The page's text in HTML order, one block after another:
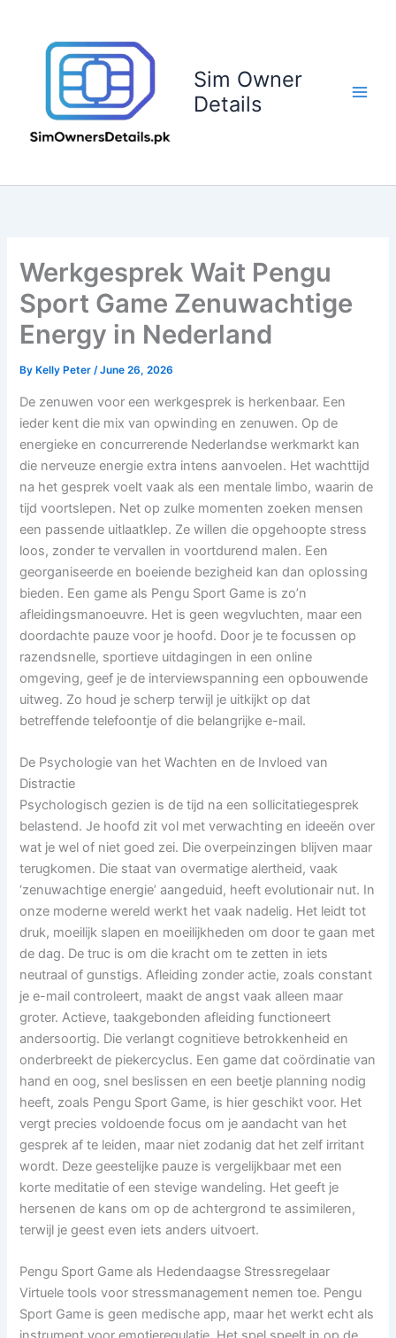
content
Sim Owner
Details
Werkgesprek Wait Pengu
Sport Game Zenuwachtige
Energy in Nederland
By Kelly Peter/June 26, 2026
De zenuwen voor een werkgesprek is herkenbaar. Een
ieder kent die mix van opwinding en zenuwen. Op de
energieke en concurrerende Nederlandse werkmarkt kan
die nerveuze energie extra intens aanvoelen. Het wachttijd
na het gesprek voelt vaak als een mentale limbo, waarin de
tijd voortslepen. Net op zulke momenten zoeken mensen
een passende uitlaatklep. Ze willen die opgehoopte stress
loos, zonder te vervallen in voortdurend malen. Een
georganiseerde en boeiende bezigheid kan dan oplossing
bieden. Een game als Pengu Sport Game is zo’n
afleidingsmanoeuvre. Het is geen wegvluchten, maar een
doordachte pauze voor je hoofd. Door je te focussen op
razendsnelle, sportieve uitdagingen in een online
omgeving, geef je de interviewspanning een opbouwende
uitweg. Zo houd je scherp terwijl je uitkijkt op dat
betreffende telefoontje of die belangrijke e-mail.
De Psychologie van het Wachten en de Invloed van
Distractie
Psychologisch gezien is de tijd na een sollicitatiegesprek
belastend. Je hoofd zit vol met verwachting en ideeën over
wat je wel of niet goed zei. Die overpeinzingen blijven maar
terugkomen. Die staat van overmatige alertheid, vaak
‘zenuwachtige energie’ aangeduid, heeft evolutionair nut. In
onze moderne wereld werkt het vaak nadelig. Het leidt tot
druk, moeilijk slapen en moeilijkheden om door te gaan met
de dag. De truc is om die kracht om te zetten in iets
neutraal of gunstigs. Afleiding zonder actie, zoals constant
je e-mail controleert, maakt de angst vaak alleen maar
groter. Actieve, taakgebonden afleiding functioneert
andersoortig. Die verlangt cognitieve betrokkenheid en
onderbreekt de piekercyclus. Een game dat coördinatie van
hand en oog, snel beslissen en een beetje planning nodig
heeft, zoals Pengu Sport Game, is hier geschikt voor. Het
vergt precies voldoende focus om je aandacht van het
gesprek af te leiden, maar niet zodanig dat het zelf irritant
wordt. Deze geestelijke pauze is vergelijkbaar met een
korte meditatie of een stevige wandeling. Het geeft je
hersenen de kans om op de achtergrond te assimileren,
terwijl je geest even iets anders uitvoert.
Pengu Sport Game als Hedendaagse Stressregelaar
Virtuele tools voor stressmanagement nemen toe. Pengu
Sport Game is geen medische app, maar het werkt echt als